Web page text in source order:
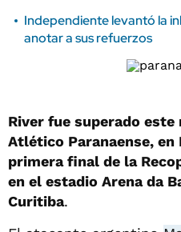
Independiente levantó la
anotar a sus refuerzos
River fue superado
Atlético Paranaense,
primera final de la
en el estadio Arena da
Curitiba.